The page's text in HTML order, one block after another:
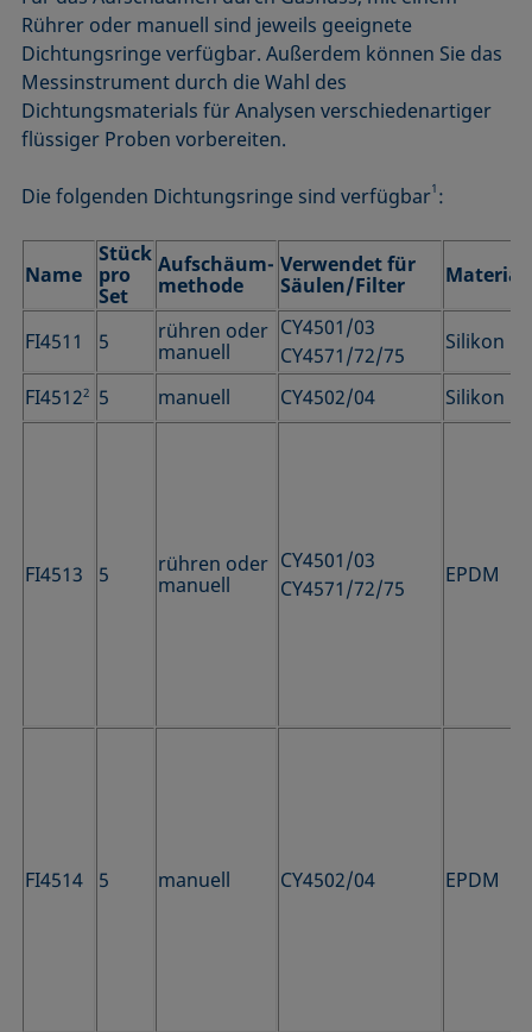
Rührer oder manuell sind jeweils geeignete
Dichtungsringe verfügbar. Außerdem können Sie das
Messinstrument durch die Wahl des
Dichtungsmaterials für Analysen verschiedenartiger
flüssiger Proben vorbereiten.
Die folgenden Dichtungsringe sind verfügbar1 :
Name
Stück
pro
Set
Aufschäum-
methode
Verwendet für
Säulen/Filter
Material
FI4511 5
rühren oder
manuell
CY4501/03
CY4571/72/75
Silikon
FI45122 5 manuell CY4502/04 Silikon
FI4513 5
rühren oder
manuell
CY4501/03
CY4571/72/75
EPDM
FI4514 5 manuell CY4502/04 EPDM